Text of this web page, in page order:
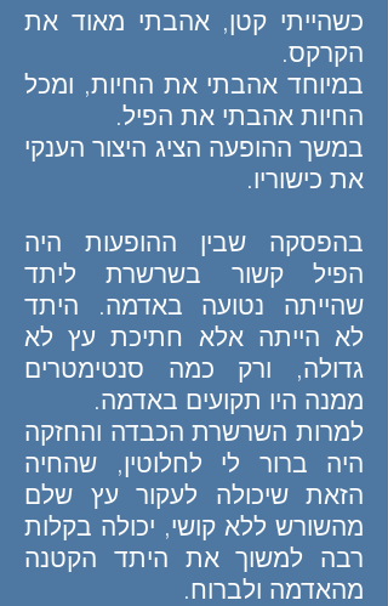
כשהייתי קטן, אהבתי מאוד את
הקרקס.
במיוחד אהבתי את החיות, ומכל
החיות אהבתי את הפיל.
במשך ההופעה הציג היצור הענקי
את כישוריו.
בהפסקה שבין ההופעות היה
הפיל קשור בשרשרת ליתד
שהייתה נטועה באדמה. היתד
לא הייתה אלא חתיכת עץ לא
גדולה, ורק כמה סנטימטרים
ממנה היו תקועים באדמה.
למרות השרשרת הכבדה והחזקה
היה ברור לי לחלוטין, שהחיה
הזאת שיכולה לעקור עץ שלם
מהשורש ללא קושי, יכולה בקלות
רבה למשוך את היתד הקטנה
מהאדמה ולברוח.